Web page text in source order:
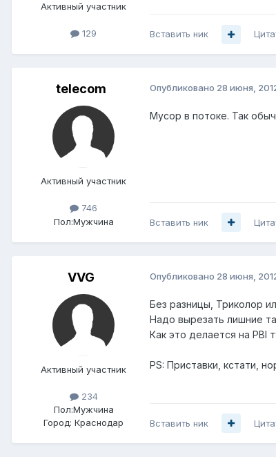
Активный участник
129 Вставить ник
telecom
Активный участник
746
Пол:Мужчина
Опубликовано 28 июня,
Мусор в потоке. Так
Вставить ник
VVG
Активный участник
234
Пол:Мужчина
Город: Краснодар
Опубликовано 28 июня,
Без разницы, Триколор
Надо вырезать лишние
Как это делается на PBI
PS: Приставки, кстати,
Вставить ник